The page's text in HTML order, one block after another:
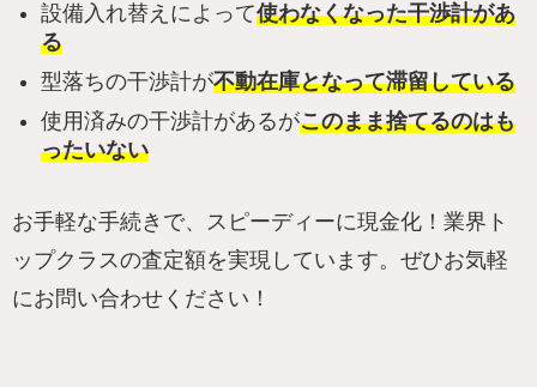
設備入れ替えによって使わなくなった干渉計があ
る
型落ちの干渉計が不動在庫となって滞留している
使用済みの干渉計があるがこのまま捨てるのはも
ったいない
お手軽な手続きで、スピーディーに現金化！業界ト
ップクラスの査定額を実現しています。ぜひお気軽
にお問い合わせください！